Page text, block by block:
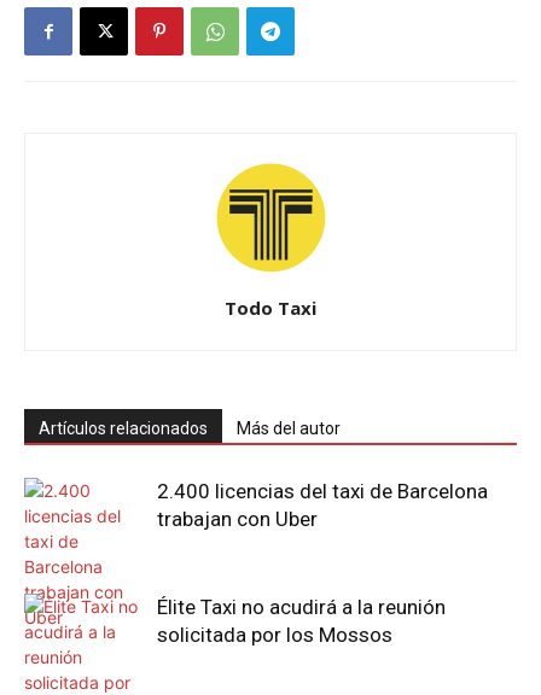
Todo Taxi
Artículos relacionados Más del autor
2.400 licencias del taxi de Barcelona
trabajan con Uber
Élite Taxi no acudirá a la reunión
solicitada por los Mossos